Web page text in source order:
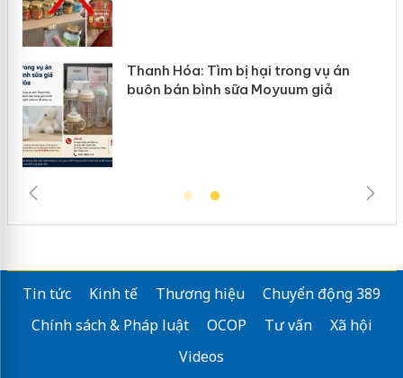
Thanh Hóa: Tìm bị hại trong vụ án
buôn bán bình sữa Moyuum giả
Tin tức Kinh tế Thương hiệu
Chuyển động 389
Chính sách & Pháp luật
OCOP Tư vấn
Xã hội
Videos